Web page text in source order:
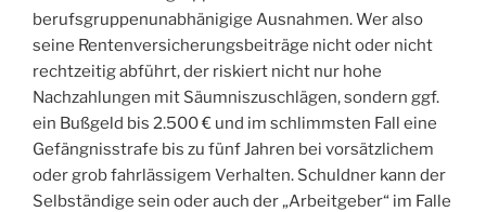
berufsgruppenunabhänigige Ausnahmen. Wer also
seine Rentenversicherungsbeiträge nicht oder nicht
rechtzeitig abführt, der riskiert nicht nur hohe
Nachzahlungen mit Säumniszuschlägen, sondern ggf.
ein Bußgeld bis 2.500 € und im schlimmsten Fall eine
Gefängnisstrafe bis zu fünf Jahren bei vorsätzlichem
oder grob fahrlässigem Verhalten. Schuldner kann der
Selbständige sein oder auch der „Arbeitgeber“ im Falle